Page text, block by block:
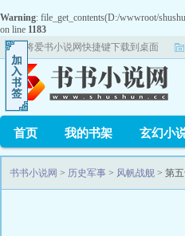
Warning: file_get_contents(D:/wwwroot/
on line 1183
将爱书小说网快捷键下载到桌面
首页 我的书架 玄幻小
书书小说网 > 历史军事 > 风帆战舰 > 第